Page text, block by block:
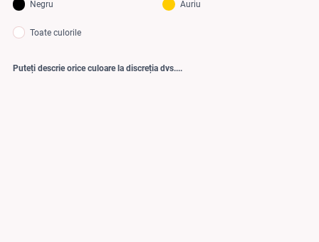
Negru Auriu
Toate culorile
Puteți descrie orice culoare la discreția dvs....